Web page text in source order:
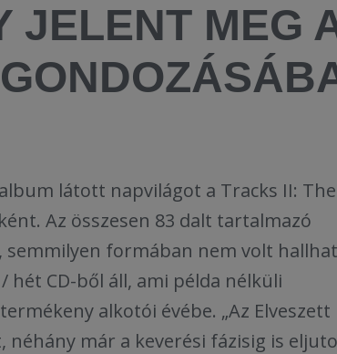
JELENT MEG
látott napvilágot a Tracks II: The
Az összesen 83 dalt tartalmazó
semmilyen formában nem volt
CD-ből áll, ami példa nélküli
alkotói évébe. „Az Elveszett
néhány már a keverési fázisig is